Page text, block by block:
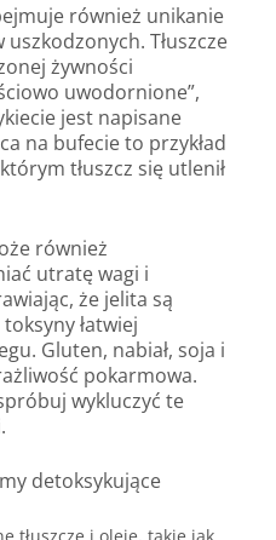
również unikanie
Tłuszcze
żywności
uwodornione”,
jest napisane
na bufecie to przykład
tłuszcz się utlenił
również
utratę wagi i
że jelita są
łatwiej
Gluten, nabiał, soja i
pokarmowa.
wykluczyć te
detoksykujące